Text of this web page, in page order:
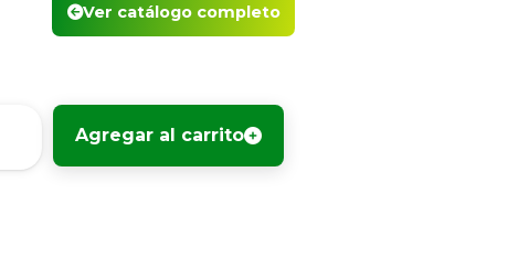
Ver catálogo completo
Agregar al carrito